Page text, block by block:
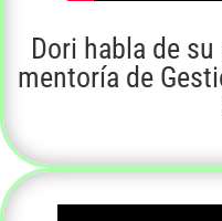
Dori habla de
mentoría de